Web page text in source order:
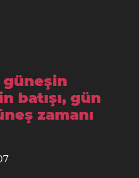
batışı, gün
zamanı